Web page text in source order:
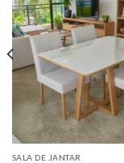
SALA DE JANTAR